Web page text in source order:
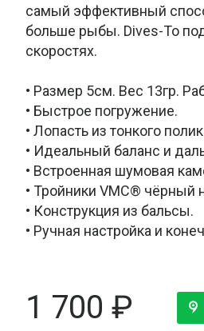
самый эффективный
больше рыбы. Dives-To
скоростях.
• Размер 5см. Вес 13гр.
• Быстрое погружение.
• Лопасть из тонкого
• Идеальный баланс и
• Встроенная шумовая
• Тройники VMC® чёрный
• Конструкция из бальсы.
• Ручная настройка и
1 700 ₽